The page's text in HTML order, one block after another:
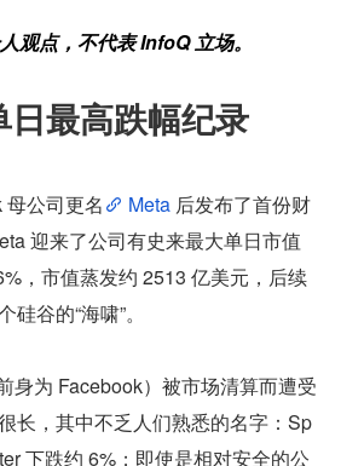
观点，不代表 InfoQ 立场。
最高跌幅纪录
公司更名 Meta 后发布了首份财
迎来了公司有史来最大单日市值
，市值蒸发约 2513 亿美元，后续
谷的“海啸”。
身为 Facebook）被市场清算而遭受
长，其中不乏人们熟悉的名字：Sp
下跌约 6%；即使是相对安全的公